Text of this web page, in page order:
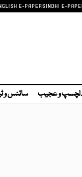
E-PAPERSINDHI E-
و عجیب سائنس و